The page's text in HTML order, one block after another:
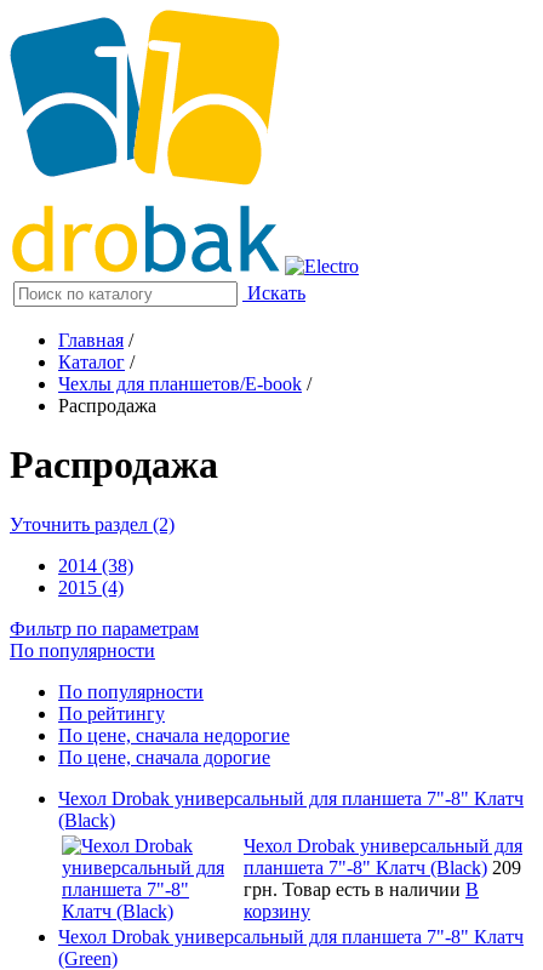
Искать
Главная /
Каталог /
Чехлы для планшетов/E-book /
Распродажа
Распродажа
Уточнить раздел (2)
2014 (38)
2015 (4)
Фильтр по параметрам
По популярности
По популярности
По рейтингу
По цене, сначала недорогие
По цене, сначала дорогие
Чехол Drobak универсальный для планшета 7"-8" Клатч
(Black)
Чехол Drobak универсальный для
планшета 7"-8" Клатч (Black) 209
грн. Товар есть в наличии В
корзину
Чехол Drobak универсальный для планшета 7"-8" Клатч
(Green)